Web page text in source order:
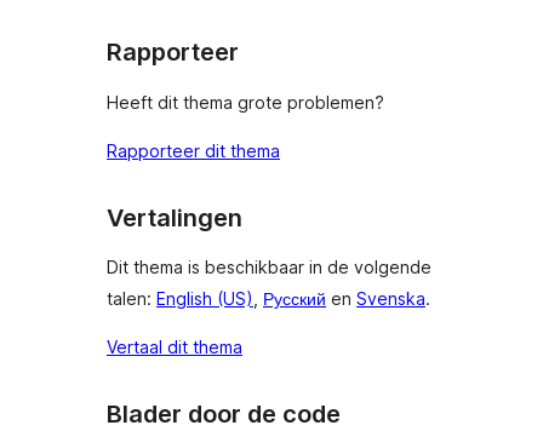
Rapporteer
Heeft dit thema grote problemen?
Rapporteer dit thema
Vertalingen
Dit thema is beschikbaar in de volgende
talen: English (US), Русский en Svenska.
Vertaal dit thema
Blader door de code